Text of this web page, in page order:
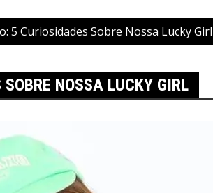
5 Curiosidades Sobre Nossa Lucky Girl
NOSSA LUCKY GIRL